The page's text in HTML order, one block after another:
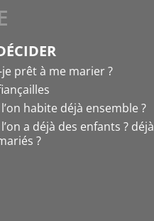
je prêt à me marier ?
habite déjà ensemble ?
a déjà des enfants ? déjà
?